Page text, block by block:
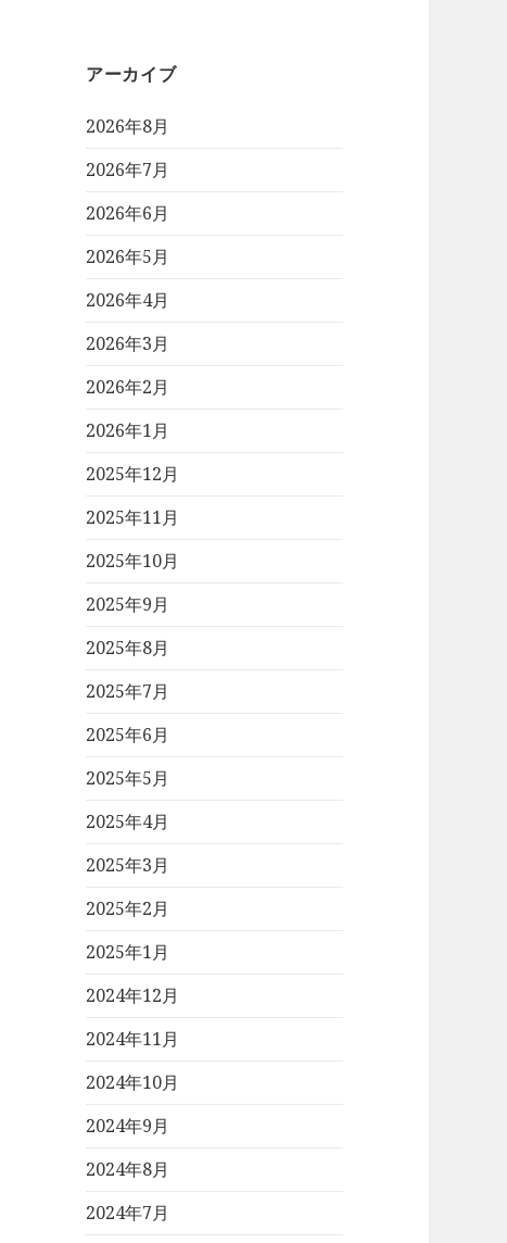
アーカイブ
2026年8月
2026年7月
2026年6月
2026年5月
2026年4月
2026年3月
2026年2月
2026年1月
2025年12月
2025年11月
2025年10月
2025年9月
2025年8月
2025年7月
2025年6月
2025年5月
2025年4月
2025年3月
2025年2月
2025年1月
2024年12月
2024年11月
2024年10月
2024年9月
2024年8月
2024年7月